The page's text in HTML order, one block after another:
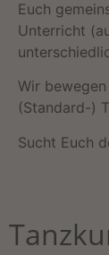
Euch
Unterricht
Wir
(Standard-)
Sucht Euch